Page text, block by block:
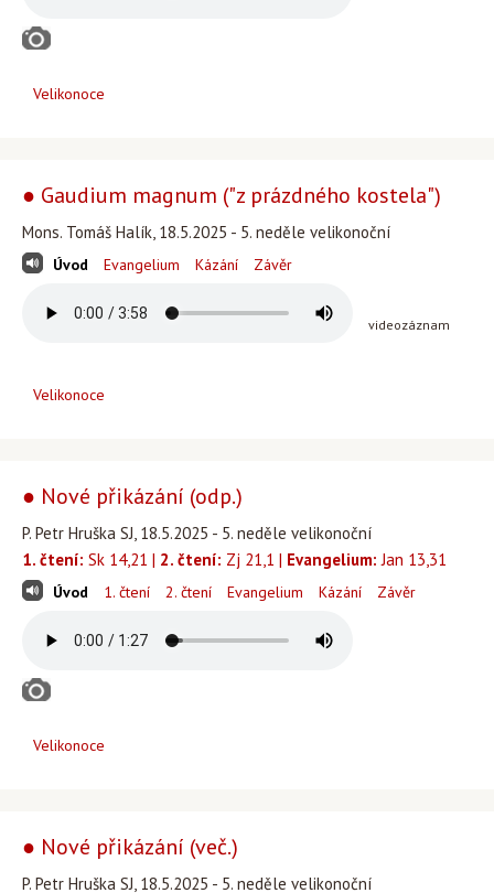
Velikonoce
● Gaudium magnum ("z prázdného kostela")
Mons. Tomáš Halík, 18.5.2025 - 5. neděle velikonoční
Úvod Evangelium Kázání Závěr
videozáznam
Velikonoce
● Nové přikázání (odp.)
P. Petr Hruška SJ, 18.5.2025 - 5. neděle velikonoční
1. čtení: Sk 14,21 | 2. čtení: Zj 21,1 | Evangelium: Jan 13,31
Úvod 1. čtení 2. čtení Evangelium Kázání Závěr
Velikonoce
● Nové přikázání (več.)
P. Petr Hruška SJ, 18.5.2025 - 5. neděle velikonoční